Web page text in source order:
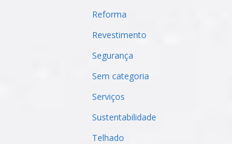
Reforma
Revestimento
Segurança
Sem categoria
Serviços
Sustentabilidade
Telhado